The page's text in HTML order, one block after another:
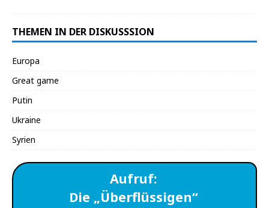
THEMEN IN DER DISKUSSSION
Europa
Great game
Putin
Ukraine
Syrien
Aufruf:
Die „Überflüssigen“